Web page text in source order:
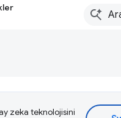
zeka teknolojisini